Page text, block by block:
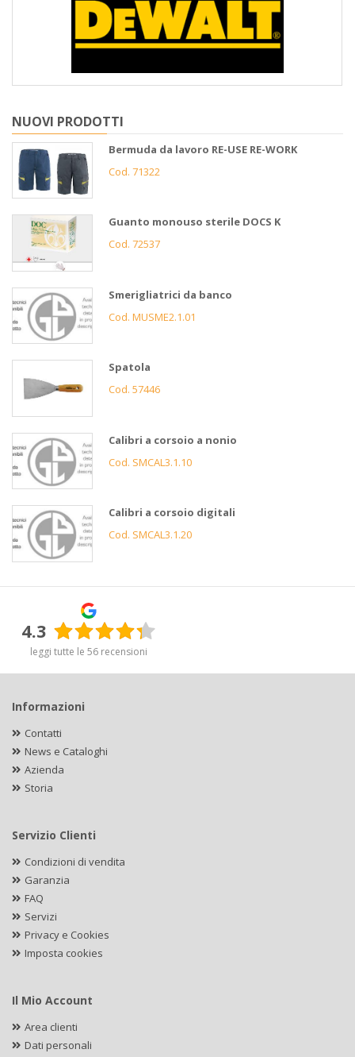
NUOVI PRODOTTI
Bermuda da lavoro RE-USE RE-WORK
Cod. 71322
Guanto monouso sterile DOCS K
Cod. 72537
Smerigliatrici da banco
Cod. MUSME2.1.01
Spatola
Cod. 57446
Calibri a corsoio a nonio
Cod. SMCAL3.1.10
Calibri a corsoio digitali
Cod. SMCAL3.1.20
4.3
leggi tutte le 56 recensioni
Informazioni
Contatti
News e Cataloghi
Azienda
Storia
Servizio Clienti
Condizioni di vendita
Garanzia
FAQ
Servizi
Privacy e Cookies
Imposta cookies
Il Mio Account
Area clienti
Dati personali